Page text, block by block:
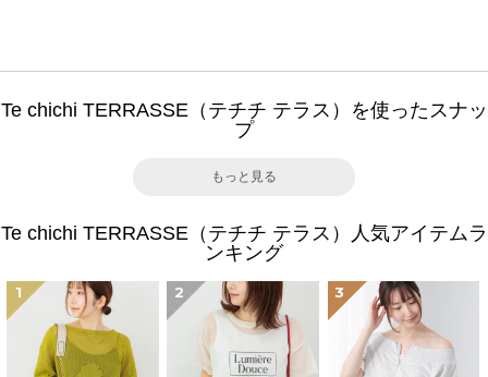
Te chichi TERRASSE（テチチ テラス）を使ったスナッ
プ
もっと見る
Te chichi TERRASSE（テチチ テラス）人気アイテムラ
ンキング
1 2 3